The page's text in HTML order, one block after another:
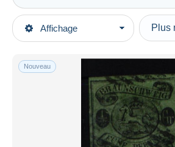
Affichage
Catégories principales
Europe
Types de vente
En cours
Prix fixes
Enchères avec offres
Enchères sans offres
Maisons de vente
Nouveau